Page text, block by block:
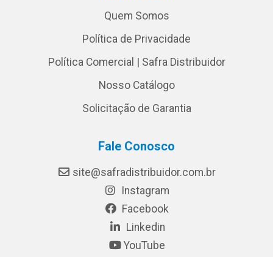
Quem Somos
Política de Privacidade
Política Comercial | Safra Distribuidor
Nosso Catálogo
Solicitação de Garantia
Fale Conosco
site@safradistribuidor.com.br
Instagram
Facebook
Linkedin
YouTube